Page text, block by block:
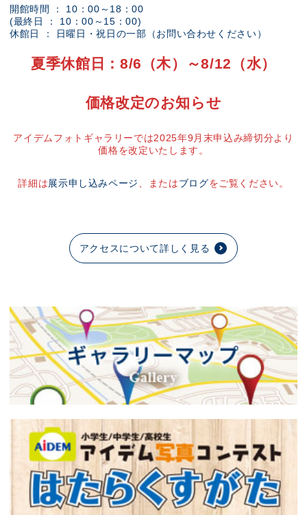
開館時間 ： 10：00～18：00
(最終日 ： 10：00～15：00)
休館日 ： 日曜日・祝日の一部（お問い合わせください）
夏季休館日：8/6（木）～8/12（水）
価格改定のお知らせ
アイデムフォトギャラリーでは2025年9月末申込み締切分より
価格を改定いたします。
詳細は展示申し込みページ 、またはブログをご覧ください。
アクセスについて詳しく見る